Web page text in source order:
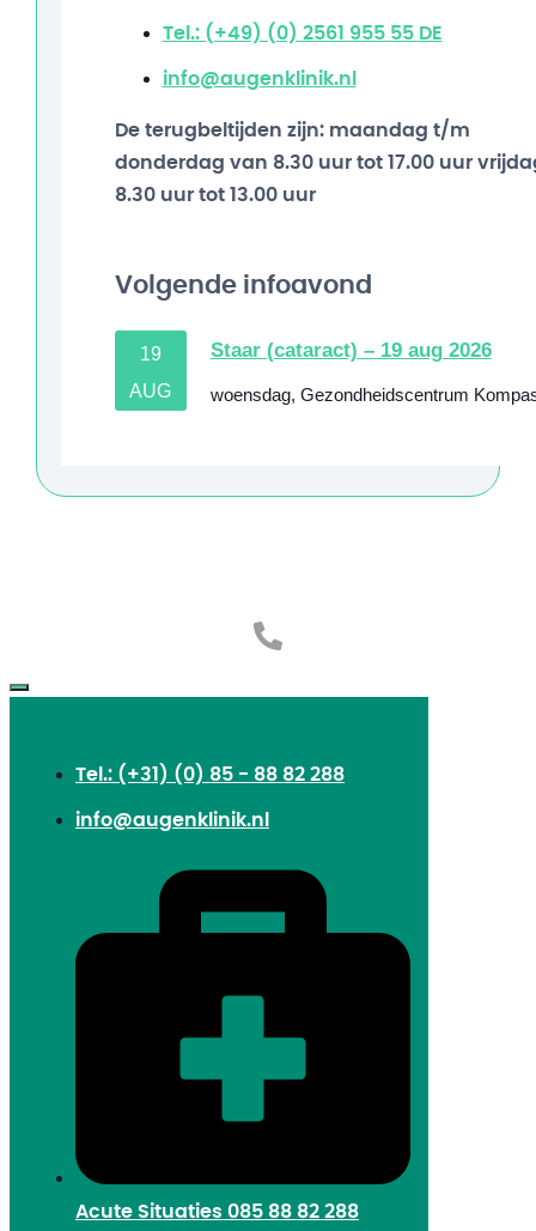
Tel.: (+49) (0) 2561 955 55 DE
info@augenklinik.nl
De terugbeltijden zijn: maandag t/m
donderdag van 8.30 uur tot 17.00 uur
8.30 uur tot 13.00 uur
Volgende infoavond
19
AUG
Staar (cataract) – 19 aug 2026
woensdag, Gezondheidscentrum
Tel.: (+31) (0) 85 - 88 82 288
info@augenklinik.nl
Acute Situaties 085 88 82 288